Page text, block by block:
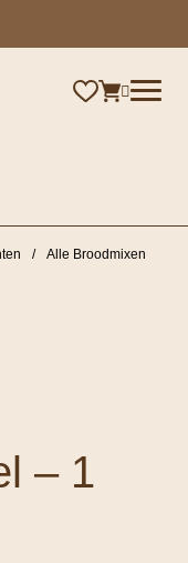
/
Alle Broodmixen
– 1